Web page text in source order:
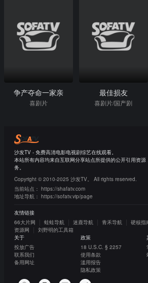
争产夺命一家亲
喜剧片
最佳损友
喜剧片/国产剧
沙发TV - 免费高清电影电视剧综艺在线观看。
本站所有内容均来自互联网分享站点所提供的公开引用资
务。
Copyright © 2010-2025 沙发TV。 All rights reserved.
当前站点： https://shafatv.com
地址导航： https://sofatv.vip/page
友情链接
66大片网
蛙蛙导航 迷鹿导航 青禾导航 硬核指
资源网
刘野明的工具箱
关于
投放广告
联系我们
备用网址
政策
18 U.S.C. § 2257
使用条款
滥用报告
隐私政策